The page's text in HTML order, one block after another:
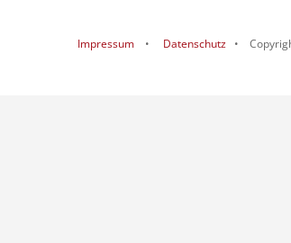
Impressum • Datenschutz •